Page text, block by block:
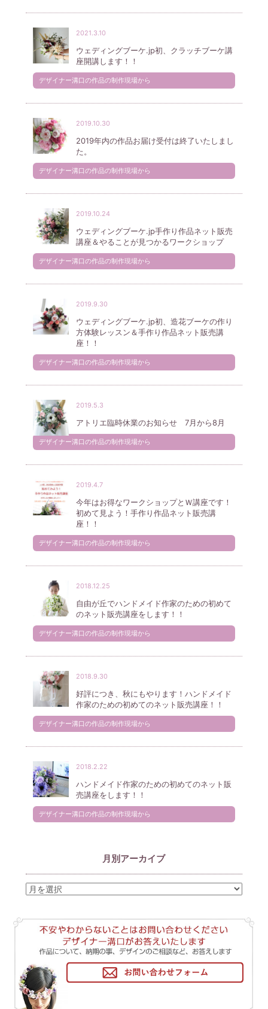
2021.3.10
ウェディングブーケ.jp初、クラッチブーケ講
座開講します！！
デザイナー溝口の作品の制作現場から
2019.10.30
2019年内の作品お届け受付は終了いたしまし
た。
デザイナー溝口の作品の制作現場から
2019.10.24
ウェディングブーケ.jp手作り作品ネット販売
講座＆やることが見つかるワークショップ
デザイナー溝口の作品の制作現場から
2019.9.30
ウェディングブーケ.jp初、造花ブーケの作り
方体験レッスン＆手作り作品ネット販売講
座！！
デザイナー溝口の作品の制作現場から
2019.5.3
アトリエ臨時休業のお知らせ 7月から8月
デザイナー溝口の作品の制作現場から
2019.4.7
今年はお得なワークショップとＷ講座です！
初めて見よう！手作り作品ネット販売講
座！！
デザイナー溝口の作品の制作現場から
2018.12.25
自由が丘でハンドメイド作家のための初めて
のネット販売講座をします！！
デザイナー溝口の作品の制作現場から
2018.9.30
好評につき、秋にもやります！ハンドメイド
作家のための初めてのネット販売講座！！
デザイナー溝口の作品の制作現場から
2018.2.22
ハンドメイド作家のための初めてのネット販
売講座をします！！
デザイナー溝口の作品の制作現場から
月別アーカイブ